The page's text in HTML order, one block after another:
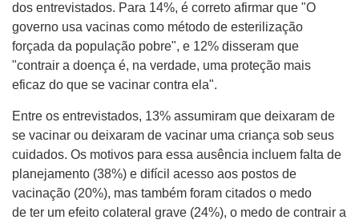
dos entrevistados. Para 14%, é correto afirmar que "O
governo usa vacinas como método de esterilização
forçada da população pobre", e 12% disseram que
"contrair a doença é, na verdade, uma proteção mais
eficaz do que se vacinar contra ela".
Entre os entrevistados, 13% assumiram que deixaram de
se vacinar ou deixaram de vacinar uma criança sob seus
cuidados. Os motivos para essa ausência incluem falta de
planejamento (38%) e difícil acesso aos postos de
vacinação (20%), mas também foram citados o medo
de ter um efeito colateral grave (24%), o medo de contrair a